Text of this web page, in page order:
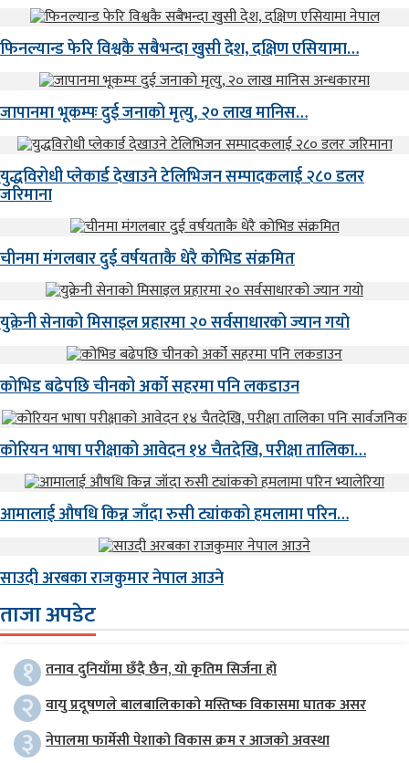
फिनल्यान्ड फेरि विश्वकै सबैभन्दा खुसी देश, दक्षिण एसियामा…
जापानमा भूकम्पः दुई जनाको मृत्यु, २० लाख मानिस…
युद्धविरोधी प्लेकार्ड देखाउने टेलिभिजन सम्पादकलाई २८० डलर
जरिमाना
चीनमा मंगलबार दुई वर्षयताकै धेरै कोभिड संक्रमित
युक्रेनी सेनाको मिसाइल प्रहारमा २० सर्वसाधारको ज्यान गयाे
कोभिड बढेपछि चीनको अर्को सहरमा पनि लकडाउन
कोरियन भाषा परीक्षाको आवेदन १४ चैतदेखि, परीक्षा तालिका…
आमालाई औषधि किन्न जाँदा रुसी ट्यांकको हमलामा परिन…
साउदी अरबका राजकुमार नेपाल आउने
ताजा अपडेट
१ तनाव दुनियाँमा छँदै छैन, यो कृतिम सिर्जना हो
२ वायु प्रदूषणले बालबालिकाको मस्तिष्क विकासमा घातक असर
३ नेपालमा फार्मेसी पेशाको विकास क्रम र आजको अवस्था